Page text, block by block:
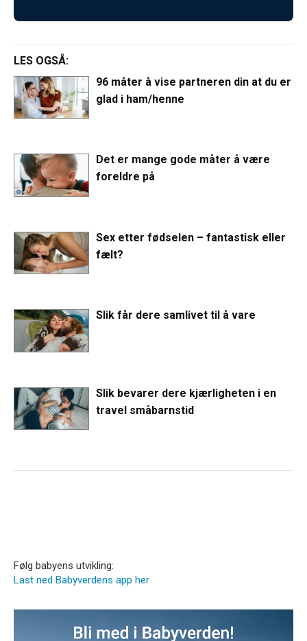
LES OGSÅ:
96 måter å vise partneren din at du er
glad i ham/henne
Det er mange gode måter å være
foreldre på
Sex etter fødselen – fantastisk eller
fælt?
Slik får dere samlivet til å vare
Slik bevarer dere kjærligheten i en
travel småbarnstid
Følg babyens utvikling:
Last ned Babyverdens app her